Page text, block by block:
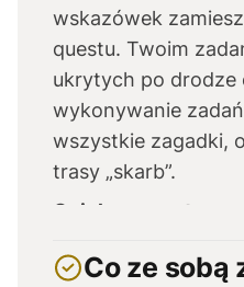
wskazówek
questu. Twoim
ukrytych po drodze
wykonywanie
wszystkie zagadki,
trasy „skarb”.
Opiekun questu:
Co ze sobą